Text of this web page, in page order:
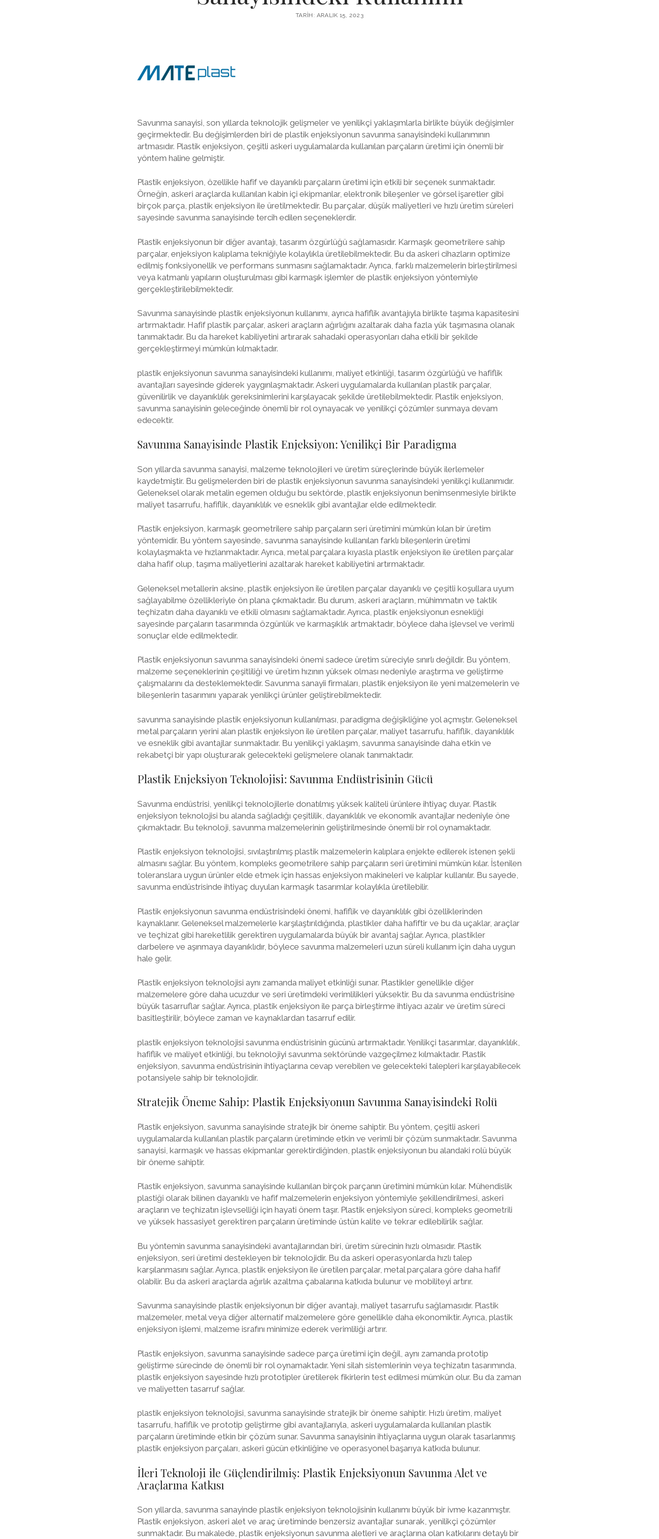
TARIH: ARALIK 15, 2023
Savunma sanayisi, son yıllarda teknolojik gelişmeler ve yenilikçi yaklaşımlarla birlikte büyük değişimler
geçirmektedir. Bu değişimlerden biri de plastik enjeksiyonun savunma sanayisindeki kullanımının
artmasıdır. Plastik enjeksiyon, çeşitli askeri uygulamalarda kullanılan parçaların üretimi için önemli bir
yöntem haline gelmiştir.
Plastik enjeksiyon, özellikle hafif ve dayanıklı parçaların üretimi için etkili bir seçenek sunmaktadır.
Örneğin, askeri araçlarda kullanılan kabin içi ekipmanlar, elektronik bileşenler ve görsel işaretler gibi
birçok parça, plastik enjeksiyon ile üretilmektedir. Bu parçalar, düşük maliyetleri ve hızlı üretim süreleri
sayesinde savunma sanayisinde tercih edilen seçeneklerdir.
Plastik enjeksiyonun bir diğer avantajı, tasarım özgürlüğü sağlamasıdır. Karmaşık geometrilere sahip
parçalar, enjeksiyon kalıplama tekniğiyle kolaylıkla üretilebilmektedir. Bu da askeri cihazların optimize
edilmiş fonksiyonellik ve performans sunmasını sağlamaktadır. Ayrıca, farklı malzemelerin birleştirilmesi
veya katmanlı yapıların oluşturulması gibi karmaşık işlemler de plastik enjeksiyon yöntemiyle
gerçekleştirilebilmektedir.
Savunma sanayisinde plastik enjeksiyonun kullanımı, ayrıca hafiflik avantajıyla birlikte taşıma kapasitesini
artırmaktadır. Hafif plastik parçalar, askeri araçların ağırlığını azaltarak daha fazla yük taşımasına olanak
tanımaktadır. Bu da hareket kabiliyetini artırarak sahadaki operasyonları daha etkili bir şekilde
gerçekleştirmeyi mümkün kılmaktadır.
plastik enjeksiyonun savunma sanayisindeki kullanımı, maliyet etkinliği, tasarım özgürlüğü ve hafiflik
avantajları sayesinde giderek yaygınlaşmaktadır. Askeri uygulamalarda kullanılan plastik parçalar,
güvenilirlik ve dayanıklılık gereksinimlerini karşılayacak şekilde üretilebilmektedir. Plastik enjeksiyon,
savunma sanayisinin geleceğinde önemli bir rol oynayacak ve yenilikçi çözümler sunmaya devam
edecektir.
Savunma Sanayisinde Plastik Enjeksiyon: Yenilikçi Bir Paradigma
Son yıllarda savunma sanayisi, malzeme teknolojileri ve üretim süreçlerinde büyük ilerlemeler
kaydetmiştir. Bu gelişmelerden biri de plastik enjeksiyonun savunma sanayisindeki yenilikçi kullanımıdır.
Geleneksel olarak metalin egemen olduğu bu sektörde, plastik enjeksiyonun benimsenmesiyle birlikte
maliyet tasarrufu, hafiflik, dayanıklılık ve esneklik gibi avantajlar elde edilmektedir.
Plastik enjeksiyon, karmaşık geometrilere sahip parçaların seri üretimini mümkün kılan bir üretim
yöntemidir. Bu yöntem sayesinde, savunma sanayisinde kullanılan farklı bileşenlerin üretimi
kolaylaşmakta ve hızlanmaktadır. Ayrıca, metal parçalara kıyasla plastik enjeksiyon ile üretilen parçalar
daha hafif olup, taşıma maliyetlerini azaltarak hareket kabiliyetini artırmaktadır.
Geleneksel metallerin aksine, plastik enjeksiyon ile üretilen parçalar dayanıklı ve çeşitli koşullara uyum
sağlayabilme özellikleriyle ön plana çıkmaktadır. Bu durum, askeri araçların, mühimmatın ve taktik
teçhizatın daha dayanıklı ve etkili olmasını sağlamaktadır. Ayrıca, plastik enjeksiyonun esnekliği
sayesinde parçaların tasarımında özgünlük ve karmaşıklık artmaktadır, böylece daha işlevsel ve verimli
sonuçlar elde edilmektedir.
Plastik enjeksiyonun savunma sanayisindeki önemi sadece üretim süreciyle sınırlı değildir. Bu yöntem,
malzeme seçeneklerinin çeşitliliği ve üretim hızının yüksek olması nedeniyle araştırma ve geliştirme
çalışmalarını da desteklemektedir. Savunma sanayii firmaları, plastik enjeksiyon ile yeni malzemelerin ve
bileşenlerin tasarımını yaparak yenilikçi ürünler geliştirebilmektedir.
savunma sanayisinde plastik enjeksiyonun kullanılması, paradigma değişikliğine yol açmıştır. Geleneksel
metal parçaların yerini alan plastik enjeksiyon ile üretilen parçalar, maliyet tasarrufu, hafiflik, dayanıklılık
ve esneklik gibi avantajlar sunmaktadır. Bu yenilikçi yaklaşım, savunma sanayisinde daha etkin ve
rekabetçi bir yapı oluşturarak gelecekteki gelişmelere olanak tanımaktadır.
Plastik Enjeksiyon Teknolojisi: Savunma Endüstrisinin Gücü
Savunma endüstrisi, yenilikçi teknolojilerle donatılmış yüksek kaliteli ürünlere ihtiyaç duyar. Plastik
enjeksiyon teknolojisi bu alanda sağladığı çeşitlilik, dayanıklılık ve ekonomik avantajlar nedeniyle öne
çıkmaktadır. Bu teknoloji, savunma malzemelerinin geliştirilmesinde önemli bir rol oynamaktadır.
Plastik enjeksiyon teknolojisi, sıvılaştırılmış plastik malzemelerin kalıplara enjekte edilerek istenen şekli
almasını sağlar. Bu yöntem, kompleks geometrilere sahip parçaların seri üretimini mümkün kılar. İstenilen
toleranslara uygun ürünler elde etmek için hassas enjeksiyon makineleri ve kalıplar kullanılır. Bu sayede,
savunma endüstrisinde ihtiyaç duyulan karmaşık tasarımlar kolaylıkla üretilebilir.
Plastik enjeksiyonun savunma endüstrisindeki önemi, hafiflik ve dayanıklılık gibi özelliklerinden
kaynaklanır. Geleneksel malzemelerle karşılaştırıldığında, plastikler daha hafiftir ve bu da uçaklar, araçlar
ve teçhizat gibi hareketlilik gerektiren uygulamalarda büyük bir avantaj sağlar. Ayrıca, plastikler
darbelere ve aşınmaya dayanıklıdır, böylece savunma malzemeleri uzun süreli kullanım için daha uygun
hale gelir.
Plastik enjeksiyon teknolojisi aynı zamanda maliyet etkinliği sunar. Plastikler genellikle diğer
malzemelere göre daha ucuzdur ve seri üretimdeki verimlilikleri yüksektir. Bu da savunma endüstrisine
büyük tasarruflar sağlar. Ayrıca, plastik enjeksiyon ile parça birleştirme ihtiyacı azalır ve üretim süreci
basitleştirilir, böylece zaman ve kaynaklardan tasarruf edilir.
plastik enjeksiyon teknolojisi savunma endüstrisinin gücünü artırmaktadır. Yenilikçi tasarımlar, dayanıklılık,
hafiflik ve maliyet etkinliği, bu teknolojiyi savunma sektöründe vazgeçilmez kılmaktadır. Plastik
enjeksiyon, savunma endüstrisinin ihtiyaçlarına cevap verebilen ve gelecekteki talepleri karşılayabilecek
potansiyele sahip bir teknolojidir.
Stratejik Öneme Sahip: Plastik Enjeksiyonun Savunma Sanayisindeki Rolü
Plastik enjeksiyon, savunma sanayisinde stratejik bir öneme sahiptir. Bu yöntem, çeşitli askeri
uygulamalarda kullanılan plastik parçaların üretiminde etkin ve verimli bir çözüm sunmaktadır. Savunma
sanayisi, karmaşık ve hassas ekipmanlar gerektirdiğinden, plastik enjeksiyonun bu alandaki rolü büyük
bir öneme sahiptir.
Plastik enjeksiyon, savunma sanayisinde kullanılan birçok parçanın üretimini mümkün kılar. Mühendislik
plastiği olarak bilinen dayanıklı ve hafif malzemelerin enjeksiyon yöntemiyle şekillendirilmesi, askeri
araçların ve teçhizatın işlevselliği için hayati önem taşır. Plastik enjeksiyon süreci, kompleks geometrili
ve yüksek hassasiyet gerektiren parçaların üretiminde üstün kalite ve tekrar edilebilirlik sağlar.
Bu yöntemin savunma sanayisindeki avantajlarından biri, üretim sürecinin hızlı olmasıdır. Plastik
enjeksiyon, seri üretimi destekleyen bir teknolojidir. Bu da askeri operasyonlarda hızlı talep
karşılanmasını sağlar. Ayrıca, plastik enjeksiyon ile üretilen parçalar, metal parçalara göre daha hafif
olabilir. Bu da askeri araçlarda ağırlık azaltma çabalarına katkıda bulunur ve mobiliteyi artırır.
Savunma sanayisinde plastik enjeksiyonun bir diğer avantajı, maliyet tasarrufu sağlamasıdır. Plastik
malzemeler, metal veya diğer alternatif malzemelere göre genellikle daha ekonomiktir. Ayrıca, plastik
enjeksiyon işlemi, malzeme israfını minimize ederek verimliliği artırır.
Plastik enjeksiyon, savunma sanayisinde sadece parça üretimi için değil, aynı zamanda prototip
geliştirme sürecinde de önemli bir rol oynamaktadır. Yeni silah sistemlerinin veya teçhizatın tasarımında,
plastik enjeksiyon sayesinde hızlı prototipler üretilerek fikirlerin test edilmesi mümkün olur. Bu da zaman
ve maliyetten tasarruf sağlar.
plastik enjeksiyon teknolojisi, savunma sanayisinde stratejik bir öneme sahiptir. Hızlı üretim, maliyet
tasarrufu, hafiflik ve prototip geliştirme gibi avantajlarıyla, askeri uygulamalarda kullanılan plastik
parçaların üretiminde etkin bir çözüm sunar. Savunma sanayisinin ihtiyaçlarına uygun olarak tasarlanmış
plastik enjeksiyon parçaları, askeri gücün etkinliğine ve operasyonel başarıya katkıda bulunur.
İleri Teknoloji ile Güçlendirilmiş: Plastik Enjeksiyonun Savunma Alet ve
Araçlarına Katkısı
Son yıllarda, savunma sanayinde plastik enjeksiyon teknolojisinin kullanımı büyük bir ivme kazanmıştır.
Plastik enjeksiyon, askeri alet ve araç üretiminde benzersiz avantajlar sunarak, yenilikçi çözümler
sunmaktadır. Bu makalede, plastik enjeksiyonun savunma aletleri ve araçlarına olan katkılarını detaylı bir